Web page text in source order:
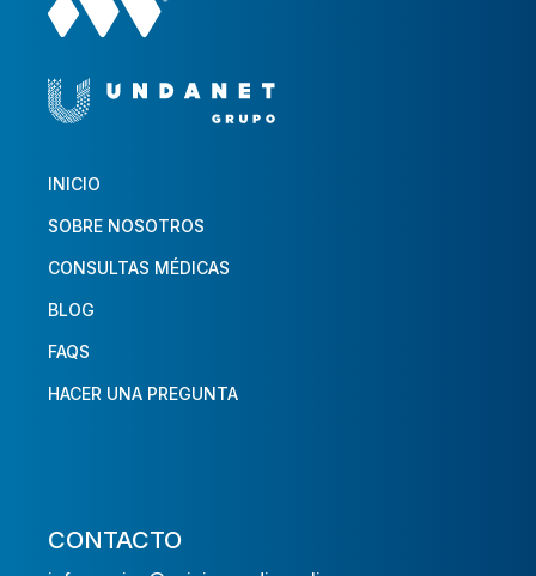
INICIO
SOBRE NOSOTROS
CONSULTAS MÉDICAS
BLOG
FAQS
HACER UNA PREGUNTA
CONTACTO